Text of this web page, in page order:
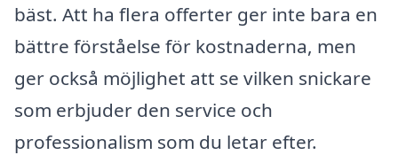
bäst. Att ha flera offerter ger inte bara en
bättre förståelse för kostnaderna, men
ger också möjlighet att se vilken snickare
som erbjuder den service och
professionalism som du letar efter.